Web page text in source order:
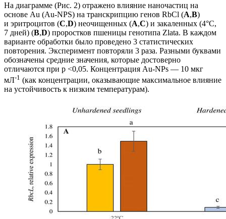
На диаграмме (Рис. 2) отражено влияние наночастиц на
основе Au (Au-NPS) на транскрипцию генов RbCl (A,B)
и эритроцитов (C,D) неочищенных (A,C) и закаленных (4°C,
7 дней) (B,D) проростков пшеницы генотипа Zlata. В каждом
варианте обработки было проведено 3 статистических
повторения. Эксперимент повторяли 3 раза. Разными буквами
обозначены средние значения, которые достоверно
отличаются при p <0,05. Концентрация Au-NPs — 10 мкг
мЛ-1 (как концентрации, оказывающие максимальное влияние
на устойчивость к низким температурам).